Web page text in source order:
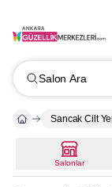
Salon Ara
Sancak Cilt
Salonlar